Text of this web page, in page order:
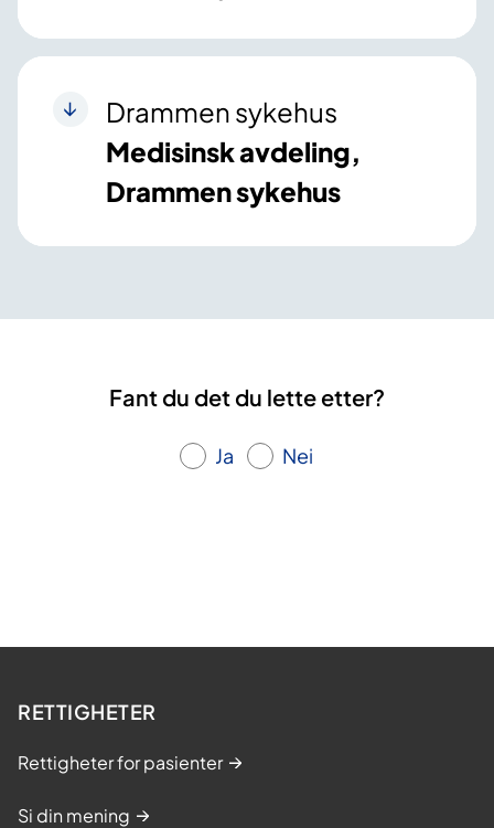
Drammen sykehus
Medisinsk avdeling,
Drammen sykehus
Fant du det du lette etter?
Ja Nei
RETTIGHETER
Rettigheter for pasienter
Si din mening